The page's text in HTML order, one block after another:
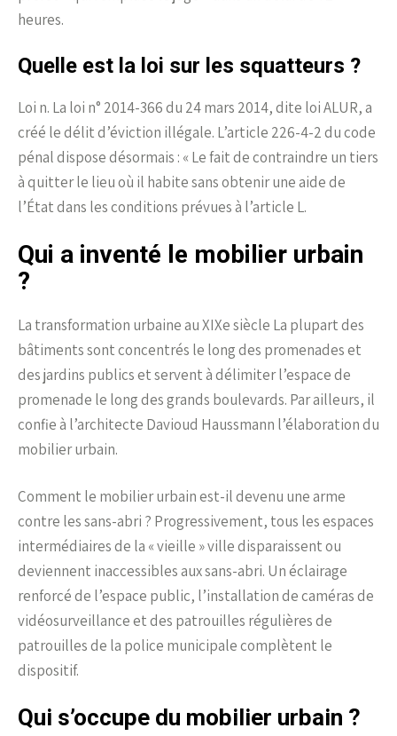
heures.
Quelle est la loi sur les squatteurs ?
Loi n. La loi n° 2014-366 du 24 mars 2014, dite loi ALUR, a
créé le délit d’éviction illégale. L’article 226-4-2 du code
pénal dispose désormais : « Le fait de contraindre un tiers
à quitter le lieu où il habite sans obtenir une aide de
l’État dans les conditions prévues à l’article L.
Qui a inventé le mobilier urbain
?
La transformation urbaine au XIXe siècle La plupart des
bâtiments sont concentrés le long des promenades et
des jardins publics et servent à délimiter l’espace de
promenade le long des grands boulevards. Par ailleurs, il
confie à l’architecte Davioud Haussmann l’élaboration du
mobilier urbain.
Comment le mobilier urbain est-il devenu une arme
contre les sans-abri ? Progressivement, tous les espaces
intermédiaires de la « vieille » ville disparaissent ou
deviennent inaccessibles aux sans-abri. Un éclairage
renforcé de l’espace public, l’installation de caméras de
vidéosurveillance et des patrouilles régulières de
patrouilles de la police municipale complètent le
dispositif.
Qui s’occupe du mobilier urbain ?